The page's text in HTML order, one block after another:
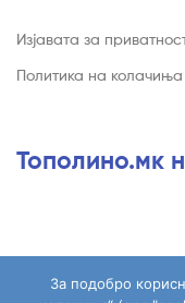
Изјавата за
Политика на колачиња
Тополино.мк
За подобро